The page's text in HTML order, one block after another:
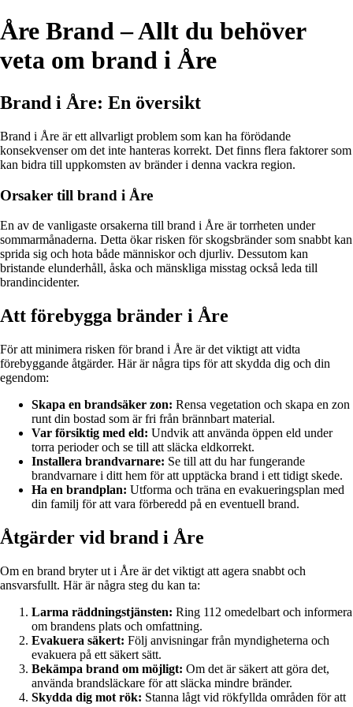
Åre Brand – Allt du behöver
veta om brand i Åre
Brand i Åre: En översikt
Brand i Åre är ett allvarligt problem som kan ha förödande
konsekvenser om det inte hanteras korrekt. Det finns flera faktorer som
kan bidra till uppkomsten av bränder i denna vackra region.
Orsaker till brand i Åre
En av de vanligaste orsakerna till brand i Åre är torrheten under
sommarmånaderna. Detta ökar risken för skogsbränder som snabbt kan
sprida sig och hota både människor och djurliv. Dessutom kan
bristande elunderhåll, åska och mänskliga misstag också leda till
brandincidenter.
Att förebygga bränder i Åre
För att minimera risken för brand i Åre är det viktigt att vidta
förebyggande åtgärder. Här är några tips för att skydda dig och din
egendom:
Skapa en brandsäker zon: Rensa vegetation och skapa en zon
runt din bostad som är fri från brännbart material.
Var försiktig med eld: Undvik att använda öppen eld under
torra perioder och se till att släcka eldkorrekt.
Installera brandvarnare: Se till att du har fungerande
brandvarnare i ditt hem för att upptäcka brand i ett tidigt skede.
Ha en brandplan: Utforma och träna en evakueringsplan med
din familj för att vara förberedd på en eventuell brand.
Åtgärder vid brand i Åre
Om en brand bryter ut i Åre är det viktigt att agera snabbt och
ansvarsfullt. Här är några steg du kan ta:
Larma räddningstjänsten: Ring 112 omedelbart och informera
om brandens plats och omfattning.
Evakuera säkert: Följ anvisningar från myndigheterna och
evakuera på ett säkert sätt.
Bekämpa brand om möjligt: Om det är säkert att göra det,
använda brandsläckare för att släcka mindre bränder.
Skydda dig mot rök: Stanna lågt vid rökfyllda områden för att